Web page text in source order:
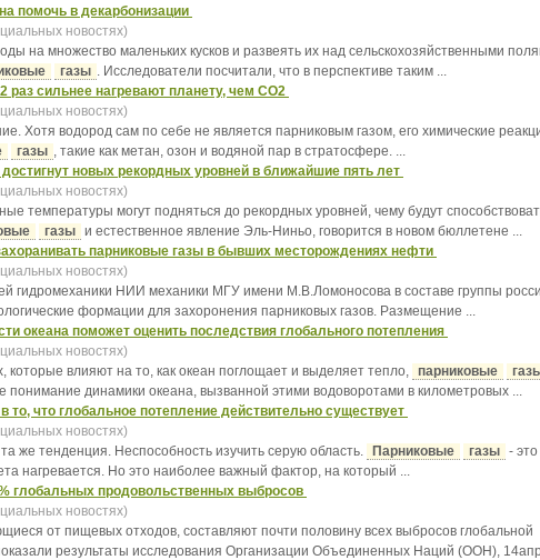
помочь в декарбонизации
новостях)
на множество маленьких кусков и развеять их над сельскохозяйственными
газы . Исследователи посчитали, что в перспективе таким ...
раз сильнее нагревают планету, чем CO2
новостях)
Хотя водород сам по себе не является парниковым газом, его химические
газы , такие как метан, озон и водяной пар в стратосфере. ...
новых рекордных уровней в ближайшие пять лет
новостях)
температуры могут подняться до рекордных уровней, чему будут
газы и естественное явление Эль-Ниньо, говорится в новом бюллетене ...
парниковые газы в бывших месторождениях нефти
новостях)
гидромеханики НИИ механики МГУ имени М.В.Ломоносова в составе группы
формации для захоронения парниковых газов. Размещение ...
океана поможет оценить последствия глобального потепления
новостях)
которые влияют на то, как океан поглощает и выделяет тепло, парниковые
динамики океана, вызванной этими водоворотами в километровых ...
то, что глобальное потепление действительно существует
новостях)
же тенденция. Неспособность изучить серую область.
Парниковые газы -
нагревается. Но это наиболее важный фактор, на который ...
глобальных продовольственных выбросов
новостях)
от пищевых отходов, составляют почти половину всех выбросов глобальной
результаты исследования Организации Объединенных Наций (ООН),